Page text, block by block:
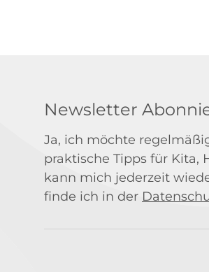
Newsletter
Ja, ich möchte
praktische Tipps für Kita,
kann mich jederzeit
finde ich in der